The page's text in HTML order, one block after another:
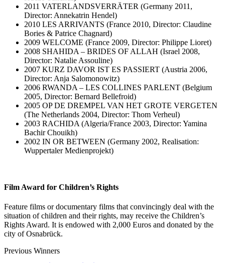
2011 VATERLANDSVERRÄTER (Germany 2011,
Director: Annekatrin Hendel)
2010 LES ARRIVANTS (France 2010, Director: Claudine
Bories & Patrice Chagnard)
2009 WELCOME (France 2009, Director: Philippe Lioret)
2008 SHAHIDA – BRIDES OF ALLAH (Israel 2008,
Director: Natalie Assouline)
2007 KURZ DAVOR IST ES PASSIERT (Austria 2006,
Director: Anja Salomonowitz)
2006 RWANDA – LES COLLINES PARLENT (Belgium
2005, Director: Bernard Bellefroid)
2005 OP DE DREMPEL VAN HET GROTE VERGETEN
(The Netherlands 2004, Director: Thom Verheul)
2003 RACHIDA (Algeria/France 2003, Director: Yamina
Bachir Chouikh)
2002 IN OR BETWEEN (Germany 2002, Realisation:
Wuppertaler Medienprojekt)
Film Award for Children’s Rights
Feature films or documentary films that convincingly deal with the
situation of children and their rights, may receive the Children’s
Rights Award. It is endowed with 2,000 Euros and donated by the
city of Osnabrück.
Previous Winners